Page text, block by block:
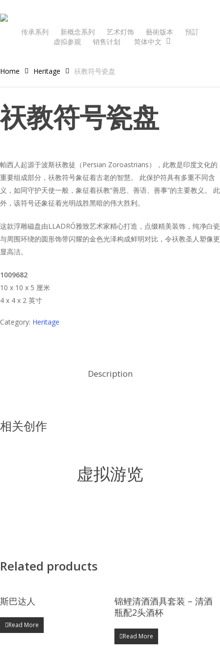
to
传承系列 新概念系列 艺术灯饰 藝術版本
預訂
虚拟参观
销售计划 简体中文
Home Heritage 祆教符号瓷盘
祆教符号瓷盘
帕西人起源于波斯祆教徒（Persian Zoroastrians），此教是印度文化的
重要组成部分，祆教符号象征着古老的智慧。 此保护符具有多重不同含
义，如同守护天使一般，象征着祆教“善思、善语、善事”的主要教义。 此
外，该符号还象征着光明战胜黑暗的伟大胜利。
这款浮雕磁盘由LLADRÓ雅致艺术家精心打造，点缀精美装饰，纯净白瓷
与周围环绕的圆形饰带闪耀的金色光泽构成鲜明对比，令祆教圣人塑像更
显高洁。
1009682
10 x 10 x 5 厘米
4 x 4 x 2 英寸
Category: Heritage
Description
相关创作
虚拟游览
Related products
斯巴达人
Read More
锦鲤清酒酒具套装 – 清酒
瓶配2头酒杯
Read More